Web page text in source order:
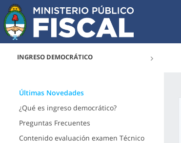
INGRESO DEMOCRÁTICO
Últimas Novedades
¿Qué es ingreso democrático?
Preguntas Frecuentes
Contenido evaluación examen Técnico